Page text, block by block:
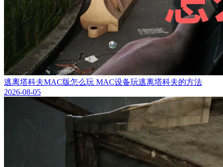
逃离塔科夫MAC版怎么玩 MAC设备玩逃离塔科夫的方法
2026-08-05